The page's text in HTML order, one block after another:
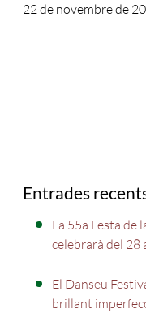
22 de novembre de
Cercador
Entrades
La 55a Festa de
celebrarà del 28
El Danseu
brillant